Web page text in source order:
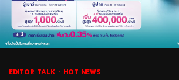
EDITOR TALK HOT NEWS